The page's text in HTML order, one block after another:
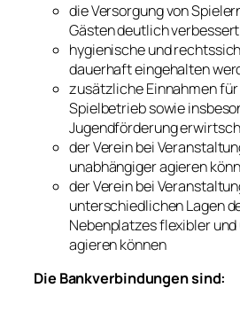
die Versorgung von
Gästen deutlich
hygienische und
dauerhaft eingehalten
zusätzliche Einnahmen
Spielbetrieb sowie
Jugendförderung
der Verein bei
unabhängiger agieren
der Verein bei
unterschiedlichen Lagen
Nebenplatzes flexibler
agieren können
Die Bankverbindungen sind: